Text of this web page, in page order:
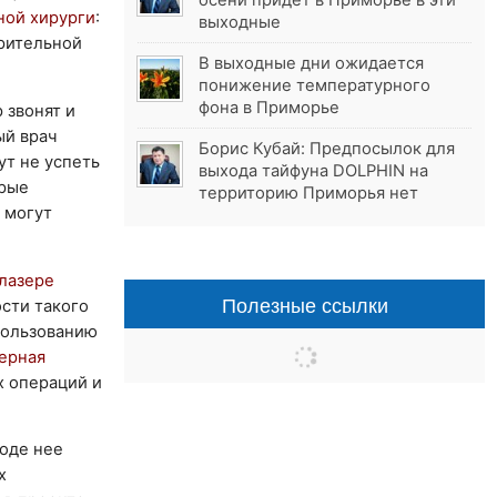
хирурги:
и
врач
не успеть
такого
операций и
нее
выходные
В выходные дни ожидается
понижение температурного
фона в Приморье
Борис Кубай: Предпосылок для
выхода тайфуна DOLPHIN на
территорию Приморья нет
Полезные ссылки